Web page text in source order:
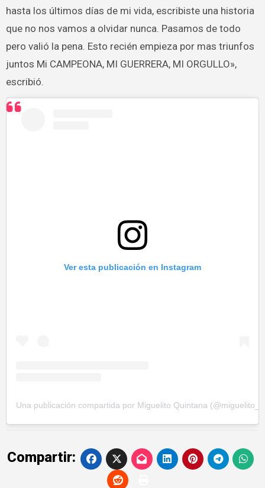
hasta los últimos días de mi vida, escribiste una historia
que no nos vamos a olvidar nunca. Pasamos de todo
pero valió la pena. Esto recién empieza por mas triunfos
juntos Mi CAMPEONA, MI GUERRERA, MI ORGULLO»,
escribió.
Ver esta publicación en Instagram
Una publicación compartida por Miguelito Quintana
Compartir: